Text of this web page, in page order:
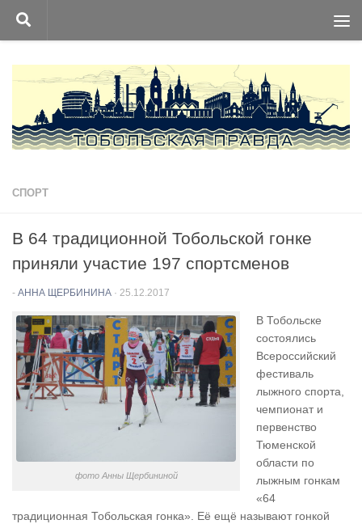
Перейти к содержимому
СПОРТ
В 64 традиционной Тобольской гонке
приняли участие 197 спортсменов
- АННА ЩЕРБИНИНА · 25.12.2017
фото Анны Щербининой
В Тобольске
состоялись
Всероссийский
фестиваль
лыжного спорта,
чемпионат и
первенство
Тюменской
области по
лыжным гонкам
«64
традиционная Тобольская гонка». Её ещё называют гонкой